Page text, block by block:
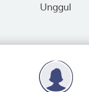
Unggul